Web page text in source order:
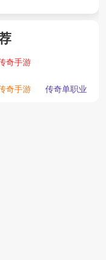
奇手游
奇手游 传奇单职业